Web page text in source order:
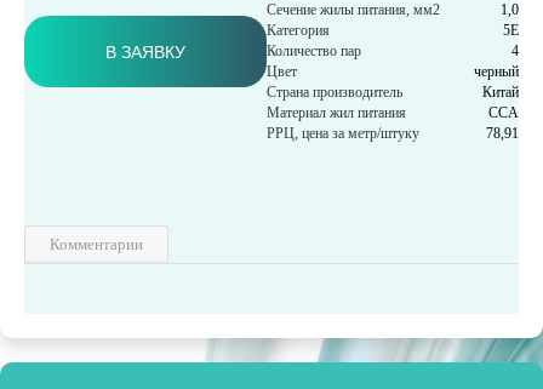
В ЗАЯВКУ
Сечение жилы питания, мм2
1,0
Категория
5Е
Количество пар
4
Цвет
черный
Страна производитель
Китай
Материал жил питания
CCA
РРЦ, цена за метр/штуку
78,91
Комментарии